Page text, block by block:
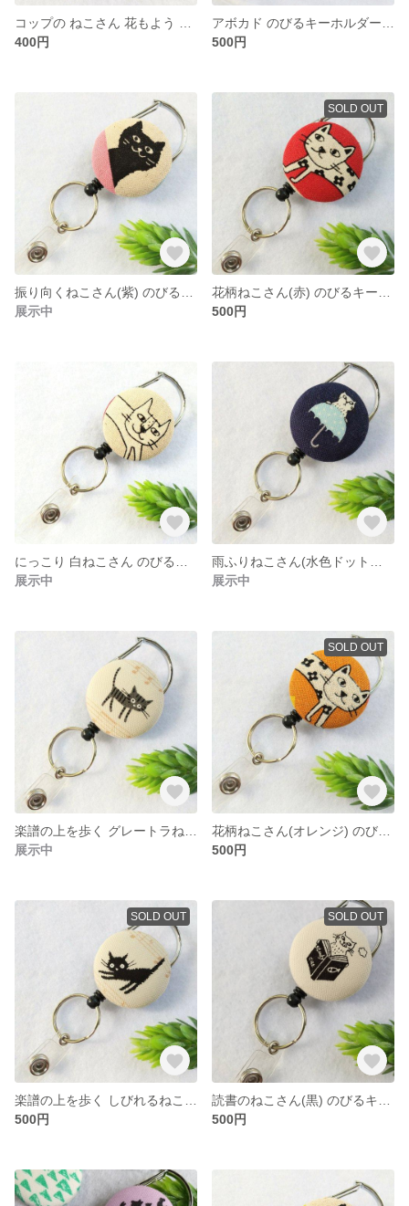
400円
500円
展示中
SOLD OUT
500円
展示中
展示中
展示中
SOLD OUT
500円
SOLD OUT
500円
SOLD OUT
500円